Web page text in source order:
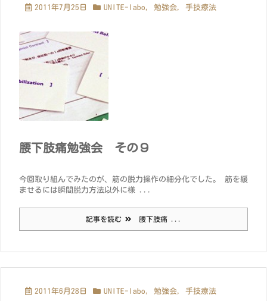
2011年7月25日 UNITE-labo, 勉強会, 手技療法
腰下肢痛勉強会 その９
今回取り組んでみたのが、筋の脱力操作の細分化でした。 筋を緩
ませるには瞬間脱力方法以外に様 ...
記事を読む 腰下肢痛 ...
2011年6月28日 UNITE-labo, 勉強会, 手技療法